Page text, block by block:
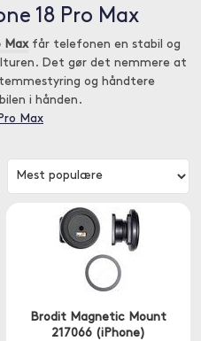
18 Pro Max
Maxfår telefonen en stabil og
Det gør det nemmere at
og håndtere
i hånden.
Max
Brodit Magnetic Mount
217066 (iPhone)